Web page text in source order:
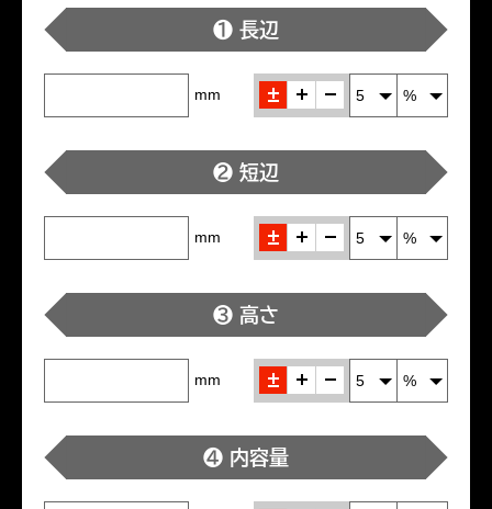
❶ 長辺
mm ＋
❷ 短辺
mm ＋
❸ 高さ
mm ＋
❹ 内容量